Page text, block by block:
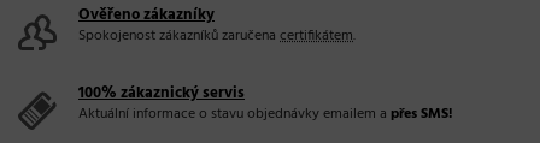
Ověřeno zákazníky
Spokojenost zákazníků zaručena certifikátem.
100% zákaznický servis
Aktuální informace o stavu objednávky emailem a přes SMS!